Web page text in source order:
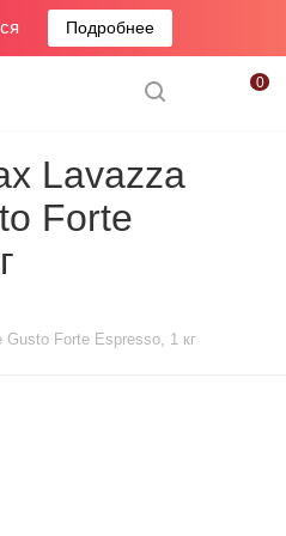
Подробнее
0
Lavazza
Forte
Forte Espresso, 1 кг